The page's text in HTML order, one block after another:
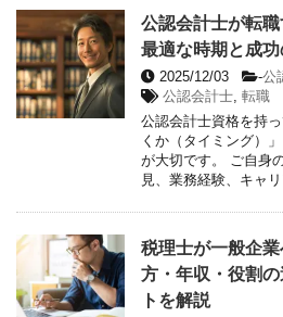
公認会計士が転
最適な時期と成
2025/12/03 -公
公認会計士 転職
公認会計士資格を持
くか（タイミング）
が大切です。 ご自身
見、業務経験、キャリ
税理士が一般企
方・年収・役割
トを解説